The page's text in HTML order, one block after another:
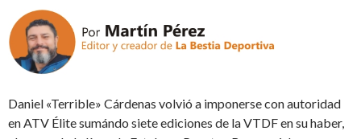
Daniel «Terrible» Cárdenas volvió a imponerse con autoridad
en ATV Élite sumándo siete ediciones de la VTDF en su haber,